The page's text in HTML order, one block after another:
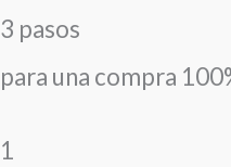
3 pasos
para una compra
1